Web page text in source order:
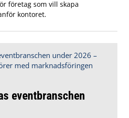
företag som vill skapa
kontoret.
eventbranschen